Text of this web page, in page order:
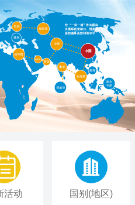
活动

国别(地区)